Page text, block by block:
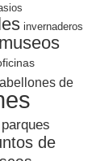
invernaderos
museos
de
parques
de